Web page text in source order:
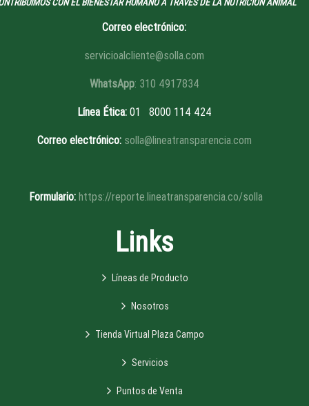
CON EL BIENESTAR HUMANO A TRAVÉS DE LA NUTRICIÓN ANIMAL
Correo electrónico:
servicioalcliente@solla.com
WhatsApp: 310 4917834
Línea Ética:01 8000 114 424
Correo electrónico: solla@lineatransparencia.com
Formulario: https://reporte.lineatransparencia.co/solla
Links
Líneas de Producto
Nosotros
Tienda Virtual Plaza Campo
Servicios
Puntos de Venta